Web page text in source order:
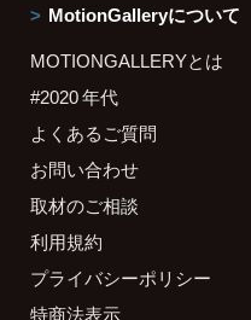
MotionGalleryについて
MOTIONGALLERYとは
#2020 年代
よくあるご質問
お問い合わせ
取材のご相談
利用規約
プライバシーポリシー
特商法表示